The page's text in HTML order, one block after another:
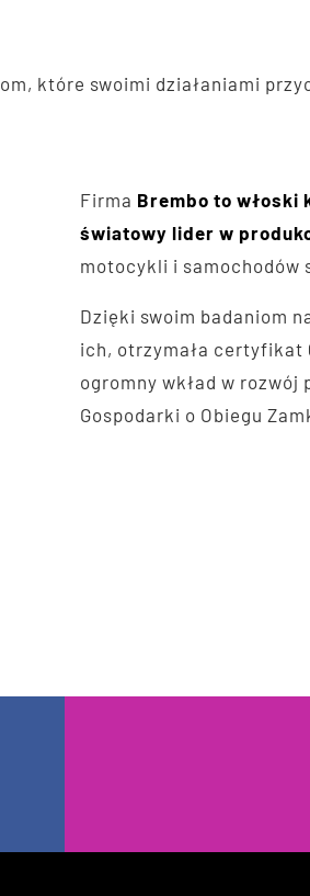
które swoimi działaniami
Firma Brembo to włoski
światowy lider w
motocykli i samochodów
Dzięki swoim badaniom
ich, otrzymała certyfikat
ogromny wkład w
Gospodarki o Obiegu